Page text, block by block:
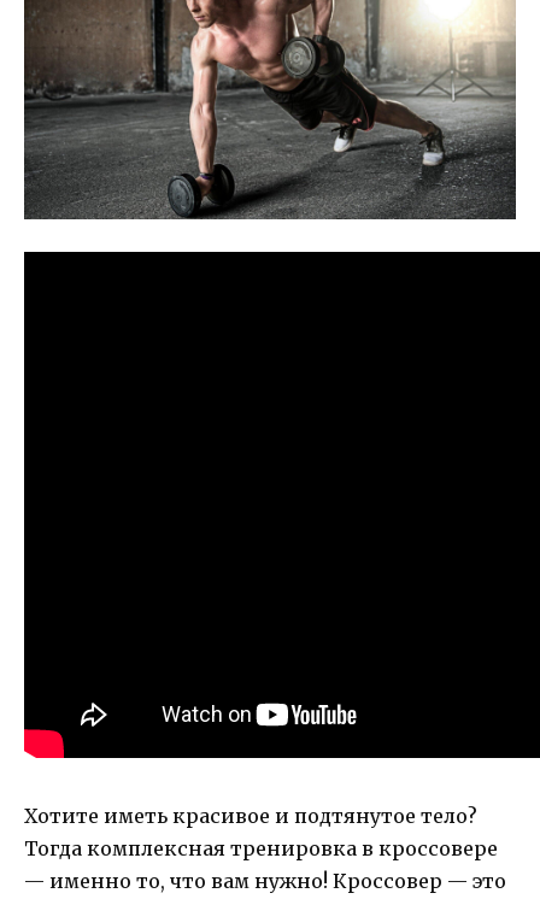
Хотите иметь красивое и подтянутое тело?
Тогда комплексная тренировка в кроссовере
— именно то, что вам нужно! Кроссовер — это